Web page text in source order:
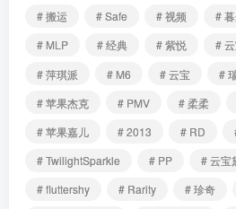
# 搬运
# Safe # 视频 #
# MLP
# 经典 # 紫悦 #
# 萍琪派
# M6 # 云宝 #
# 苹果杰克
# PMV # 柔柔
# 苹果嘉儿
# 2013 # RD
# TwilightSparkle
# PP # 云宝
# fluttershy
# Rarity # 珍奇